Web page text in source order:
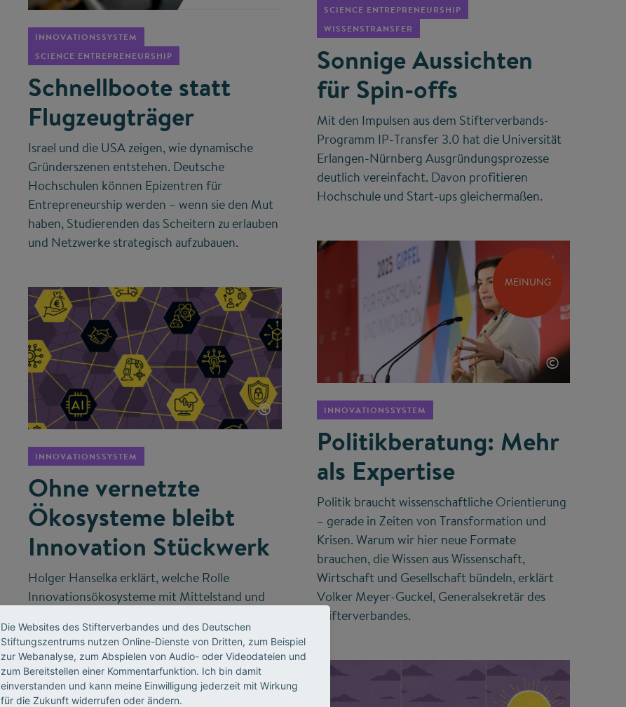
INNOVATIONSSYSTEM
SCIENCE ENTREPRENEURSHIP
Schnellboote statt
Flugzeugträger
Israel und die USA zeigen, wie dynamische
Gründerszenen entstehen. Deutsche
Hochschulen können Epizentren für
Entrepreneurship werden – wenn sie den Mut
haben, Studierenden das Scheitern zu erlauben
und Netzwerke strategisch aufzubauen.
SCIENCE ENTREPRENEURSHIP
WISSENSTRANSFER
Sonnige Aussichten
für Spin-offs
Mit den Impulsen aus dem Stifterverbands-
Programm IP-Transfer 3.0 hat die Universität
Erlangen-Nürnberg Ausgründungsprozesse
deutlich vereinfacht. Davon profitieren
Hochschule und Start-ups gleichermaßen.
©
INNOVATIONSSYSTEM
Ohne vernetzte
Ökosysteme bleibt
Innovation Stückwerk
Holger Hanselka erklärt, welche Rolle
Innovationsökosysteme mit Mittelstand und
spezialisierter KI und industriellen
Datenschätzen technologischer Vorreiter
werden kann.
MEINUNG
©
INNOVATIONSSYSTEM
Politikberatung: Mehr
als Expertise
Politik braucht wissenschaftliche Orientierung
– gerade in Zeiten von Transformation und
Krisen. Warum wir hier neue Formate
brauchen, die Wissen aus Wissenschaft,
Wirtschaft und Gesellschaft bündeln, erklärt
Volker Meyer-Guckel, Generalsekretär des
Stifterverbandes.
Die Websites des Stifterverbandes und des Deutschen
Stiftungszentrums nutzen Online-Dienste von Dritten, zum Beispiel
zur Webanalyse, zum Abspielen von Audio- oder Videodateien und
zum Bereitstellen einer Kommentarfunktion. Ich bin damit
einverstanden und kann meine Einwilligung jederzeit mit Wirkung
für die Zukunft widerrufen oder ändern.